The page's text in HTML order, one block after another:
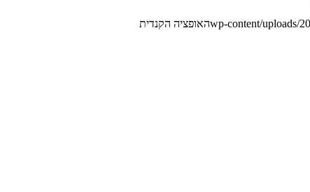
האופציה הקנדית